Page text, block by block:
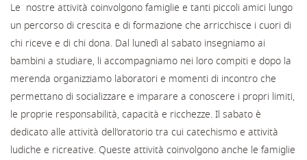
Le nostre attività coinvolgono famiglie e tanti piccoli amici lungo
un percorso di crescita e di formazione che arricchisce i cuori di
chi riceve e di chi dona. Dal lunedì al sabato insegniamo ai
bambini a studiare, li accompagniamo nei loro compiti e dopo la
merenda organizziamo laboratori e momenti di incontro che
permettano di socializzare e imparare a conoscere i propri limiti,
le proprie responsabilità, capacità e ricchezze. Il sabato è
dedicato alle attività dell’oratorio tra cui catechismo e attività
ludiche e ricreative. Queste attività coinvolgono anche le famiglie